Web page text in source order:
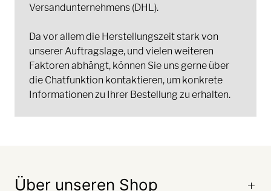
Versandunternehmens (DHL).
Da vor allem die Herstellungszeit stark von
unserer Auftragslage, und vielen weiteren
Faktoren abhängt, können Sie uns gerne über
die Chatfunktion kontaktieren, um konkrete
Informationen zu Ihrer Bestellung zu erhalten.
Über unseren Shop